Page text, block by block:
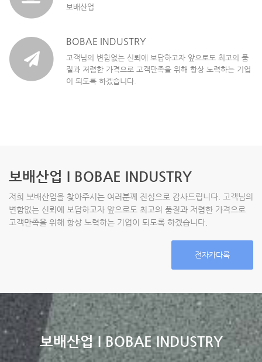
보배산업
BOBAE INDUSTRY
고객님의 변함없는 신뢰에 보답하고자 앞으로도 최고의 품
질과 저렴한 가격으로 고객만족을 위해 항상 노력하는 기업
이 되도록 하겠습니다.
보배산업 I BOBAE INDUSTRY
저희 보배산업을 찾아주시는 여러분께 진심으로 감사드립니다. 고객님의
변함없는 신뢰에 보답하고자 앞으로도 최고의 품질과 저렴한 가격으로
고객만족을 위해 항상 노력하는 기업이 되도록 하겠습니다.
전자카다록
보배산업 I BOBAE INDUSTRY